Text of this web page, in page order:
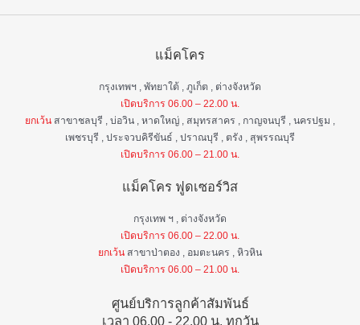
แม็คโคร
กรุงเทพฯ , พัทยาใต้ , ภูเก็ต , ต่างจังหวัด
เปิดบริการ 06.00 – 22.00 น.
ยกเว้น สาขาชลบุรี , บ่อวิน , หาดใหญ่ , สมุทรสาคร , กาญจนบุรี , นครปฐม ,
เพชรบุรี , ประจวบคิรีขันธ์ , ปราณบุรี , ตรัง , สุพรรณบุรี
เปิดบริการ 06.00 – 21.00 น.
แม็คโคร ฟูดเซอร์วิส
กรุงเทพ ฯ , ต่างจังหวัด
เปิดบริการ 06.00 – 22.00 น.
ยกเว้น สาขาป่าตอง , อมตะนคร , หิวหิน
เปิดบริการ 06.00 – 21.00 น.
ศูนย์บริการลูกค้าสัมพันธ์
เวลา 06.00 - 22.00 น. ทุกวัน